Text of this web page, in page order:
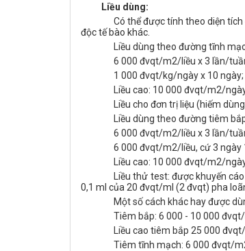
Liều dùng:
Có thể được tính theo diện
độc tế bào khác.
Liều dùng theo đường tĩnh
6 000 đvqt/m2/liều x 3 lần/
1 000 đvqt/kg/ngày x 10
Liều cao: 10 000 đvqt/m2/
Liều cho đơn trị liệu (hiếm
Liều dùng theo đường tiêm
6 000 đvqt/m2/liều x 3 lần/
6 000 đvqt/m2/liều, cứ 3 ngày
Liều cao: 10 000 đvqt/m2/
Liều thử test: được khuyến
0,1 ml của 20 đvqt/ml (2 đvqt) pha
Một số cách khác hay được
Tiêm bắp: 6 000 - 10 000
Liều cao tiêm bắp 25 000
Tiêm tĩnh mạch: 6 000 đvqt/